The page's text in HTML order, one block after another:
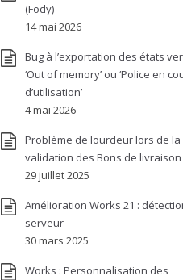
(Fody)
14 mai 2026
Bug à l’exportation des états
‘Out of memory’ ou ‘Police en
d’utilisation’
4 mai 2026
Problème de lourdeur lors de la
validation des Bons de livraison
29 juillet 2025
Amélioration Works 21 :
serveur
30 mars 2025
Works : Personnalisation des